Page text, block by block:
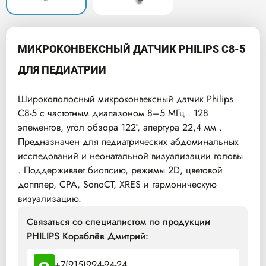
МИКРОКОНВЕКСНЫЙ ДАТЧИК PHILIPS C8-5
ДЛЯ ПЕДИАТРИИ
Широкополосный микроконвексный датчик Philips
C8-5 с частотным диапазоном 8–5 МГц . 128
элементов, угол обзора 122°, апертура 22,4 мм .
Предназначен для педиатрических абдоминальных
исследований и неонатальной визуализации головы
. Поддерживает биопсию, режимы 2D, цветовой
допплер, CPA, SonoCT, XRES и гармоническую
визуализацию.
Связаться со специалистом по продукции
PHILIPS Кораблёв Дмитрий: